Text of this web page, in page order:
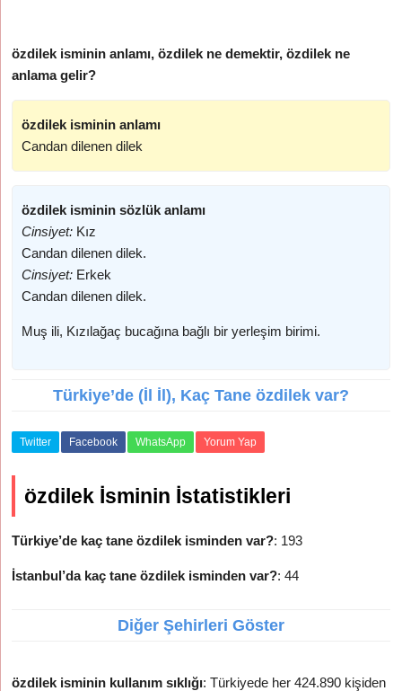
özdilek isminin anlamı, özdilek ne demektir, özdilek ne
anlama gelir?
özdilek isminin anlamı
Candan dilenen dilek
özdilek isminin sözlük anlamı
Cinsiyet: Kız
Candan dilenen dilek.
Cinsiyet: Erkek
Candan dilenen dilek.
Muş ili, Kızılağaç bucağına bağlı bir yerleşim birimi.
Türkiye’de (İl İl), Kaç Tane özdilek var?
Twitter Facebook WhatsApp Yorum Yap
özdilek İsminin İstatistikleri
Türkiye’de kaç tane özdilek isminden var?: 193
İstanbul’da kaç tane özdilek isminden var?: 44
Diğer Şehirleri Göster
özdilek isminin kullanım sıklığı: Türkiyede her 424.890 kişiden